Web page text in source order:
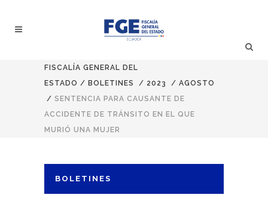
FISCALÍA GENERAL DEL
ESTADO / BOLETINES / 2023 / AGOSTO
/ SENTENCIA PARA CAUSANTE DE
ACCIDENTE DE TRÁNSITO EN EL QUE
MURIÓ UNA MUJER
BOLETINES